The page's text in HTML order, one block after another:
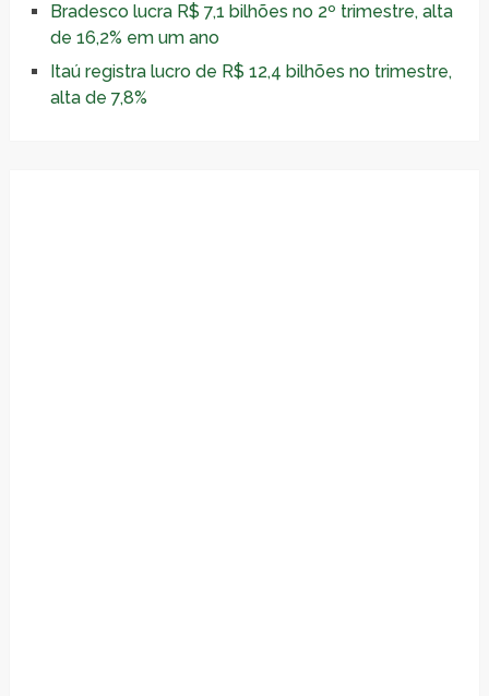
Bradesco lucra R$ 7,1 bilhões no 2º trimestre, alta
de 16,2% em um ano
Itaú registra lucro de R$ 12,4 bilhões no trimestre,
alta de 7,8%